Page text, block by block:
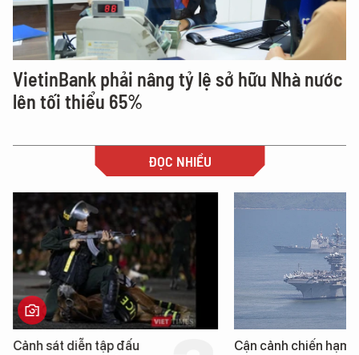
VietinBank phải nâng tỷ lệ sở hữu Nhà nước
lên tối thiểu 65%
ĐỌC NHIỀU
Cảnh sát diễn tập đấu
Cận cảnh chiến hạm